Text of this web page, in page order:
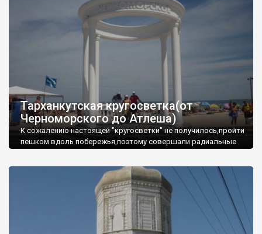
Тарханкутская кругосветка(от
Черноморского до Атлеша)
К сожалению настоящей "кругосветки" не получилось,пройти
пешком вдоль побережья,поэтому совершали радиальные